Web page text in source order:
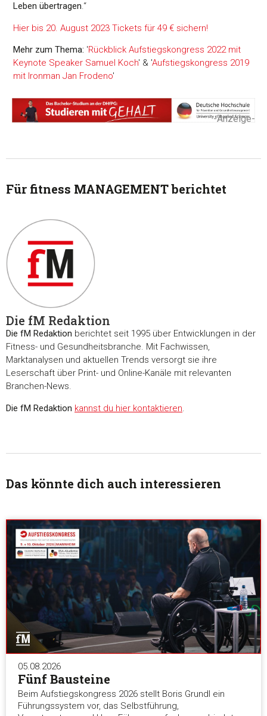
Leben übertragen.“
Hier bis 20. August 2023 Tickets für 49 € sichern!
Mehr zum Thema: 'Rückblick Aufstiegskongress 2022 mit
Keynote Speaker Samuel Koch' & 'Aufstiegskongress 2019
mit Ironman Jan Frodeno'
-Anzeige-
Für fitness MANAGEMENT berichtet
Die fM Redaktion
Die fM Redaktion berichtet seit 1995 über Entwicklungen in der
Fitness- und Gesundheitsbranche. Mit Fachwissen,
Marktanalysen und aktuellen Trends versorgt sie ihre
Leserschaft über Print- und Online-Kanäle mit relevanten
Branchen-News.
Die fM Redaktion kannst du hier kontaktieren.
Das könnte dich auch interessieren
05.08.2026
Fünf Bausteine
Beim Aufstiegskongress 2026 stellt Boris Grundl ein
Führungssystem vor, das Selbstführung,